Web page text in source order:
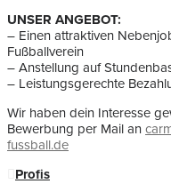
UNSER ANGEBOT:
– Einen attraktiven
Fußballverein
– Anstellung auf
– Leistungsgerechte
Wir haben dein Interesse
Bewerbung per Mail an
fussball.de
Profis